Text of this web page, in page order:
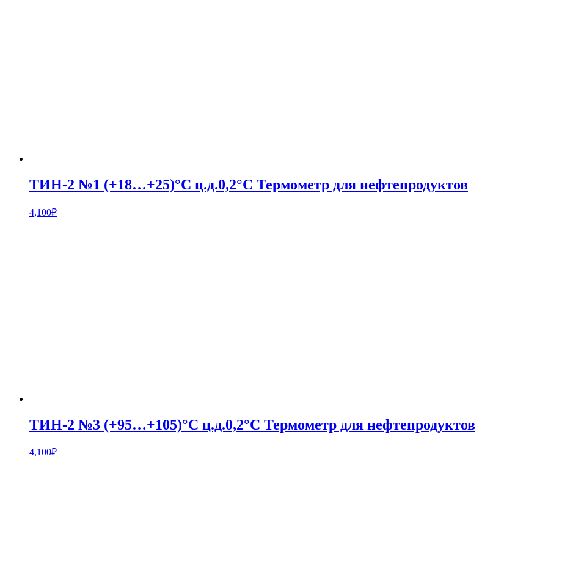
ТИН-2 №1 (+18…+25)°С ц.д.0,2°С Термометр для нефтепродуктов
4,100₽
ТИН-2 №3 (+95…+105)°С ц.д.0,2°С Термометр для нефтепродуктов
4,100₽